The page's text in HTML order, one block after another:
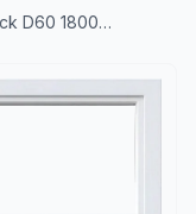
Вікно Deceuninck D60 1800×1400 мм (2 стулки + верхня фрамуга)